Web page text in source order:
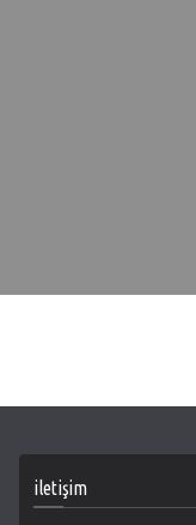
iletişim